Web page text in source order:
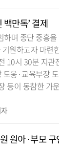
만독’ 결제
하며 종단 중흥
원하고자 마련
10시 30분 지관
도웅·교육부장
등이 동참한 가
원아·부모 구